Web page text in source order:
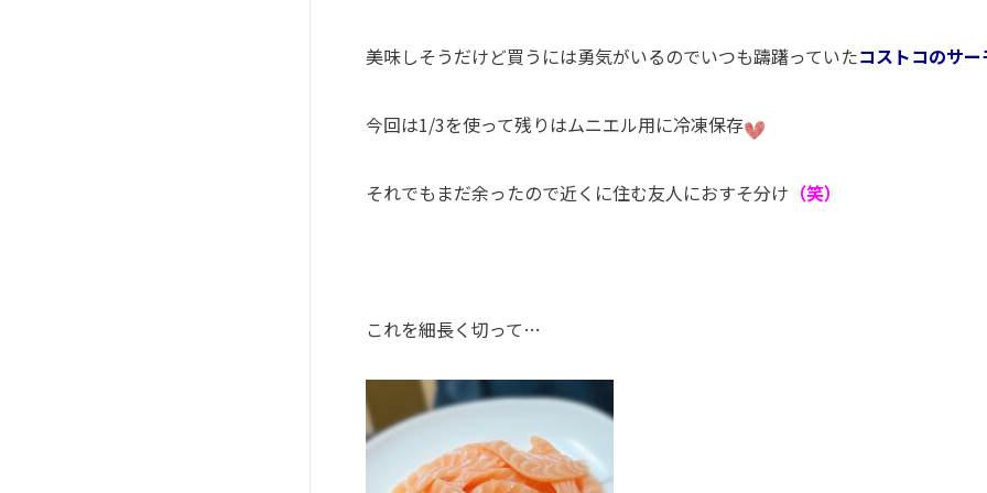
美味しそうだけど買うには勇気がいるのでいつも躊躇っていたコストコのサ
今回は1/3を使って残りはムニエル用に冷凍保存
それでもまだ余ったので近くに住む友人におすそ分け （笑）
これを細長く切って…